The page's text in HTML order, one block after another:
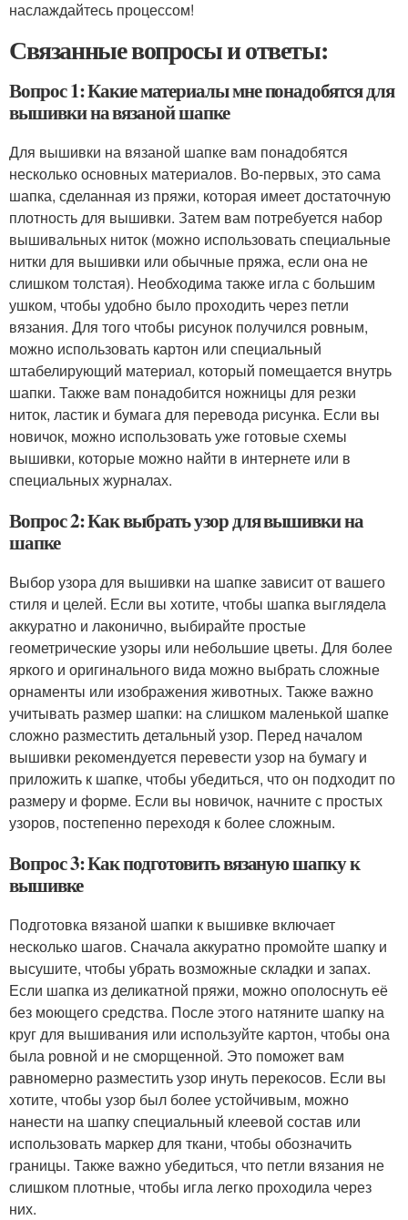
наслаждайтесь процессом!
Связанные вопросы и ответы:
Вопрос 1: Какие материалы мне понадобятся для
вышивки на вязаной шапке
Для вышивки на вязаной шапке вам понадобятся
несколько основных материалов. Во-первых, это сама
шапка, сделанная из пряжи, которая имеет достаточную
плотность для вышивки. Затем вам потребуется набор
вышивальных ниток (можно использовать специальные
нитки для вышивки или обычные пряжа, если она не
слишком толстая). Необходима также игла с большим
ушком, чтобы удобно было проходить через петли
вязания. Для того чтобы рисунок получился ровным,
можно использовать картон или специальный
штабелирующий материал, который помещается внутрь
шапки. Также вам понадобится ножницы для резки
ниток, ластик и бумага для перевода рисунка. Если вы
новичок, можно использовать уже готовые схемы
вышивки, которые можно найти в интернете или в
специальных журналах.
Вопрос 2: Как выбрать узор для вышивки на
шапке
Выбор узора для вышивки на шапке зависит от вашего
стиля и целей. Если вы хотите, чтобы шапка выглядела
аккуратно и лаконично, выбирайте простые
геометрические узоры или небольшие цветы. Для более
яркого и оригинального вида можно выбрать сложные
орнаменты или изображения животных. Также важно
учитывать размер шапки: на слишком маленькой шапке
сложно разместить детальный узор. Перед началом
вышивки рекомендуется перевести узор на бумагу и
приложить к шапке, чтобы убедиться, что он подходит по
размеру и форме. Если вы новичок, начните с простых
узоров, постепенно переходя к более сложным.
Вопрос 3: Как подготовить вязаную шапку к
вышивке
Подготовка вязаной шапки к вышивке включает
несколько шагов. Сначала аккуратно промойте шапку и
высушите, чтобы убрать возможные складки и запах.
Если шапка из деликатной пряжи, можно ополоснуть её
без моющего средства. После этого натяните шапку на
круг для вышивания или используйте картон, чтобы она
была ровной и не сморщенной. Это поможет вам
равномерно разместить узор инуть перекосов. Если вы
хотите, чтобы узор был более устойчивым, можно
нанести на шапку специальный клеевой состав или
использовать маркер для ткани, чтобы обозначить
границы. Также важно убедиться, что петли вязания не
слишком плотные, чтобы игла легко проходила через
них.